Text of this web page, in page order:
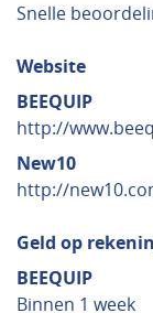
Snelle
Website
BEEQUIP
http://
New10
http://
Geld op
BEEQUIP
Binnen 1 week